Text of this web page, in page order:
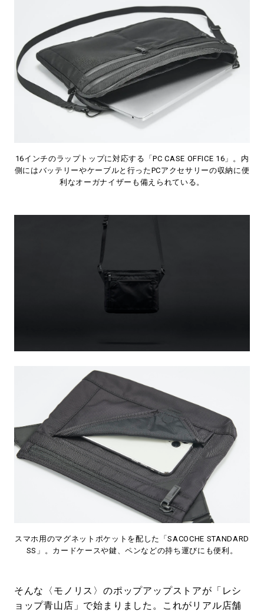
16インチのラップトップに対応する「PC CASE OFFICE 16」。内
側にはバッテリーやケーブルと行ったPCアクセサリーの収納に便
利なオーガナイザーも備えられている。
スマホ用のマグネットポケットを配した「SACOCHE STANDARD
SS」。カードケースや鍵、ペンなどの持ち運びにも便利。
そんな〈モノリス〉のポップアップストアが「レシ
ョップ青山店」で始まりました。これがリアル店舗